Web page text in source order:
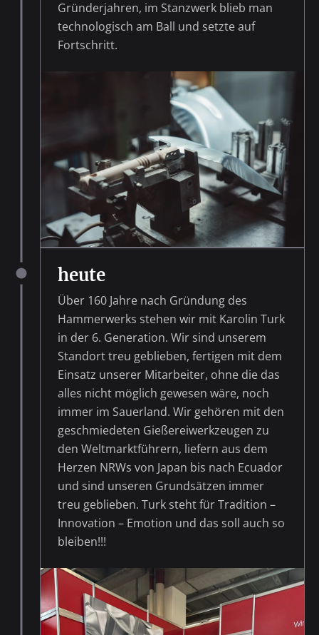
Gründerjahren, im Stanzwerk blieb man
technologisch am Ball und setzte auf
Fortschritt.
heute
Über 160 Jahre nach Gründung des
Hammerwerks stehen wir mit Karolin Turk
in der 6. Generation. Wir sind unserem
Standort treu geblieben, fertigen mit dem
Einsatz unserer Mitarbeiter, ohne die das
alles nicht möglich gewesen wäre, noch
immer im Sauerland. Wir gehören mit den
geschmiedeten Gießereiwerkzeugen zu
den Weltmarktführern, liefern aus dem
Herzen NRWs von Japan bis nach Ecuador
und sind unseren Grundsätzen immer
treu geblieben. Turk steht für Tradition –
Innovation – Emotion und das soll auch so
bleiben!!!